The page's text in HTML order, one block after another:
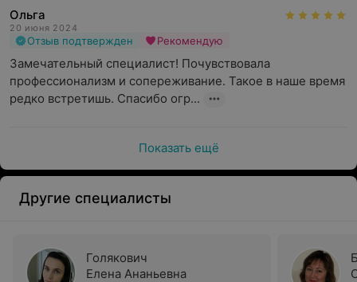
Ольга
20 июня 2024
Отзыв подтвержден Рекомендую
Замечательный специалист! Почувствовала
профессионализм и сопереживание. Такое в наше время
редко встретишь. Спасибо огр...
Показать ещё
Другие специалисты
Голякович
Елена Ананьевна